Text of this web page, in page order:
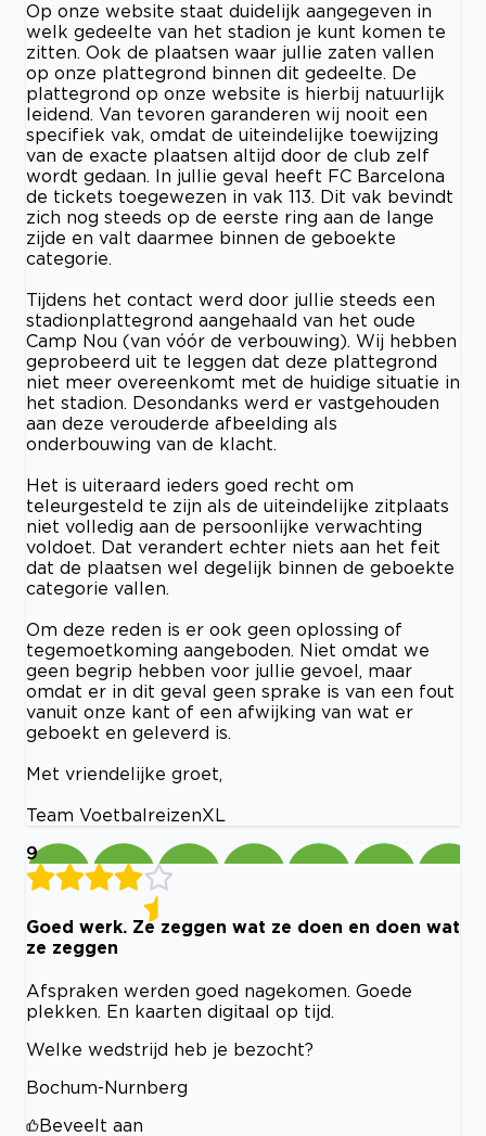
Op onze website staat duidelijk aangegeven in
welk gedeelte van het stadion je kunt komen te
zitten. Ook de plaatsen waar jullie zaten vallen
op onze plattegrond binnen dit gedeelte. De
plattegrond op onze website is hierbij natuurlijk
leidend. Van tevoren garanderen wij nooit een
specifiek vak, omdat de uiteindelijke toewijzing
van de exacte plaatsen altijd door de club zelf
wordt gedaan. In jullie geval heeft FC Barcelona
de tickets toegewezen in vak 113. Dit vak bevindt
zich nog steeds op de eerste ring aan de lange
zijde en valt daarmee binnen de geboekte
categorie.
Tijdens het contact werd door jullie steeds een
stadionplattegrond aangehaald van het oude
Camp Nou (van vóór de verbouwing). Wij hebben
geprobeerd uit te leggen dat deze plattegrond
niet meer overeenkomt met de huidige situatie in
het stadion. Desondanks werd er vastgehouden
aan deze verouderde afbeelding als
onderbouwing van de klacht.
Het is uiteraard ieders goed recht om
teleurgesteld te zijn als de uiteindelijke zitplaats
niet volledig aan de persoonlijke verwachting
voldoet. Dat verandert echter niets aan het feit
dat de plaatsen wel degelijk binnen de geboekte
categorie vallen.
Om deze reden is er ook geen oplossing of
tegemoetkoming aangeboden. Niet omdat we
geen begrip hebben voor jullie gevoel, maar
omdat er in dit geval geen sprake is van een fout
vanuit onze kant of een afwijking van wat er
geboekt en geleverd is.
Met vriendelijke groet,
Team VoetbalreizenXL
9
Goed werk. Ze zeggen wat ze doen en doen wat
ze zeggen
Afspraken werden goed nagekomen. Goede
plekken. En kaarten digitaal op tijd.
Welke wedstrijd heb je bezocht?
Bochum-Nurnberg
Beveelt aan